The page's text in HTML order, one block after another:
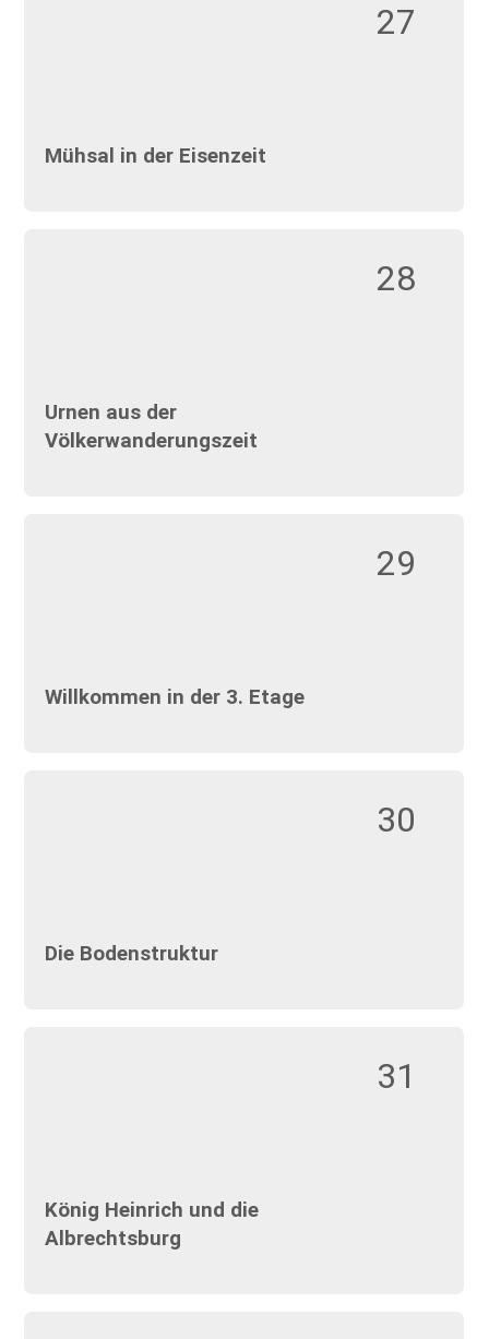
27
Mühsal in der Eisenzeit
28
Urnen aus der
Völkerwanderungszeit
29
Willkommen in der 3. Etage
30
Die Bodenstruktur
31
König Heinrich und die
Albrechtsburg